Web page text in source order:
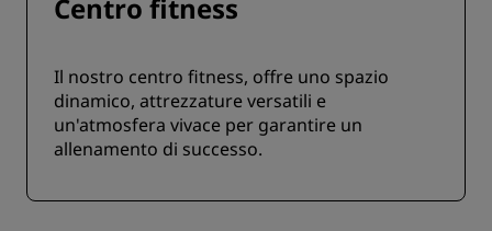
Centro fitness
Il nostro centro fitness, offre uno spazio
dinamico, attrezzature versatili e
un'atmosfera vivace per garantire un
allenamento di successo.